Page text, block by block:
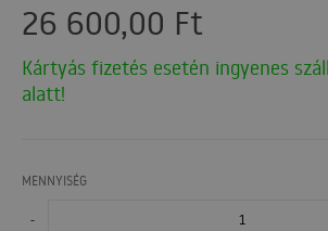
26 600,00 Ft
Kártyás fizetés esetén ingyenes
alatt!
MENNYISÉG
-